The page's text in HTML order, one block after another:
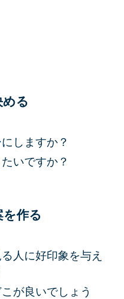
る
しますか？
いですか？
作る
人に好印象を与え
が良いでしょう